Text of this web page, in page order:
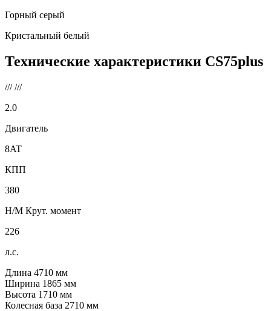
Горный серый
Кристальный белый
Технические характеристики CS75plus
/// ///
2.0
Двигатель
8AT
КПП
380
Н/М Крут. момент
226
л.с.
Длина 4710 мм
Ширина 1865 мм
Высота 1710 мм
Колесная база 2710 мм